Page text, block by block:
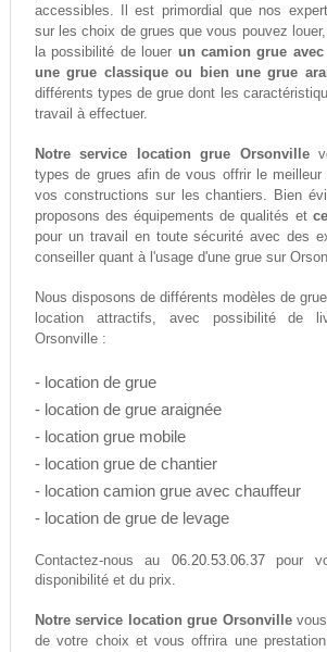
accessibles. Il est primordial que nos
sur les choix de grues que vous pouvez
la possibilité de louer un camion grue
une grue classique ou bien une grue
différents types de grue dont les
travail à effectuer.
Notre service location grue Orsonville
types de grues afin de vous offrir le meilleur
vos constructions sur les chantiers. Bien
proposons des équipements de qualités et
pour un travail en toute sécurité avec des
conseiller quant à l'usage d'une grue sur
Nous disposons de différents modèles de
location attractifs, avec possibilité de
Orsonville :
- location de grue
- location de grue araignée
- location grue mobile
- location grue de chantier
- location camion grue avec chauffeur
- location de grue de levage
Contactez-nous au 06.20.53.06.37pour
disponibilité et du prix.
Notre service location grue Orsonvillevous
de votre choix et vous offrira une